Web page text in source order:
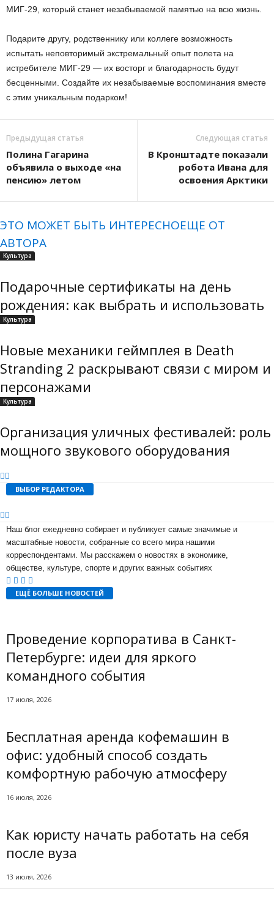
МИГ-29, который станет незабываемой памятью на всю жизнь.
Подарите другу, родственнику или коллеге возможность
испытать неповторимый экстремальный опыт полета на
истребителе МИГ-29 — их восторг и благодарность будут
бесценными. Создайте их незабываемые воспоминания вместе
с этим уникальным подарком!
Предыдущая статья
Полина Гагарина
объявила о выходе «на
пенсию» летом
Следующая статья
В Кронштадте показали
робота Ивана для
освоения Арктики
ЭТО МОЖЕТ БЫТЬ ИНТЕРЕСНОЕЩЕ ОТ
АВТОРА
Культура
Подарочные сертификаты на день
рождения: как выбрать и использовать
Культура
Новые механики геймплея в Death
Stranding 2 раскрывают связи с миром и
персонажами
Культура
Организация уличных фестивалей: роль
мощного звукового оборудования
ВЫБОР РЕДАКТОРА
Наш блог ежедневно собирает и публикует самые значимые и
масштабные новости, собранные со всего мира нашими
корреспондентами. Мы расскажем о новостях в экономике,
обществе, культуре, спорте и других важных событиях
ЕЩЁ БОЛЬШЕ НОВОСТЕЙ
Проведение корпоратива в Санкт-
Петербурге: идеи для яркого
командного события
17 июля, 2026
Бесплатная аренда кофемашин в
офис: удобный способ создать
комфортную рабочую атмосферу
16 июля, 2026
Как юристу начать работать на себя
после вуза
13 июля, 2026